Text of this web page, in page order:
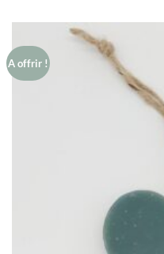
A offrir !